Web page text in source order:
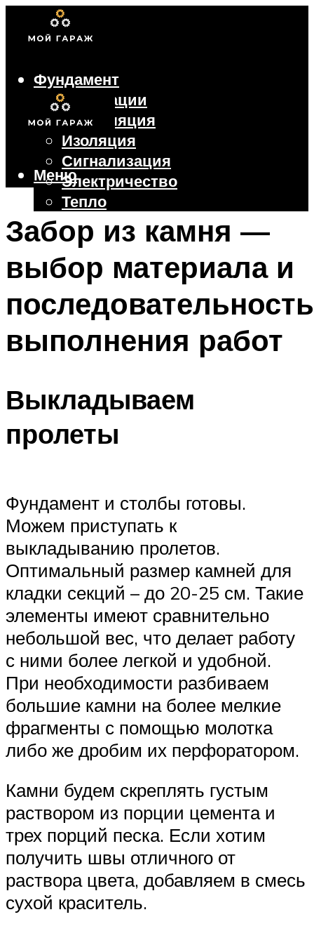
Фундамент
Коммуникации
Вентиляция
Изоляция
Сигнализация
Электричество
Тепло
Крыша
Ворота
Меню
Забор из камня —
выбор материала и
последовательность
выполнения работ
Выкладываем
пролеты
Фундамент и столбы готовы.
Можем приступать к
выкладыванию пролетов.
Оптимальный размер камней для
кладки секций – до 20-25 см. Такие
элементы имеют сравнительно
небольшой вес, что делает работу
с ними более легкой и удобной.
При необходимости разбиваем
большие камни на более мелкие
фрагменты с помощью молотка
либо же дробим их перфоратором.
Камни будем скреплять густым
раствором из порции цемента и
трех порций песка. Если хотим
получить швы отличного от
раствора цвета, добавляем в смесь
сухой краситель.